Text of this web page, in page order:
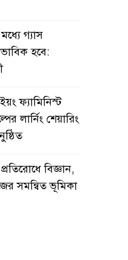
গ্যাস
হবে:
ফ্যামিনিস্ট
লার্নিং শেয়ারিং
বিজ্ঞান,
সমন্বিত ভূমিকা